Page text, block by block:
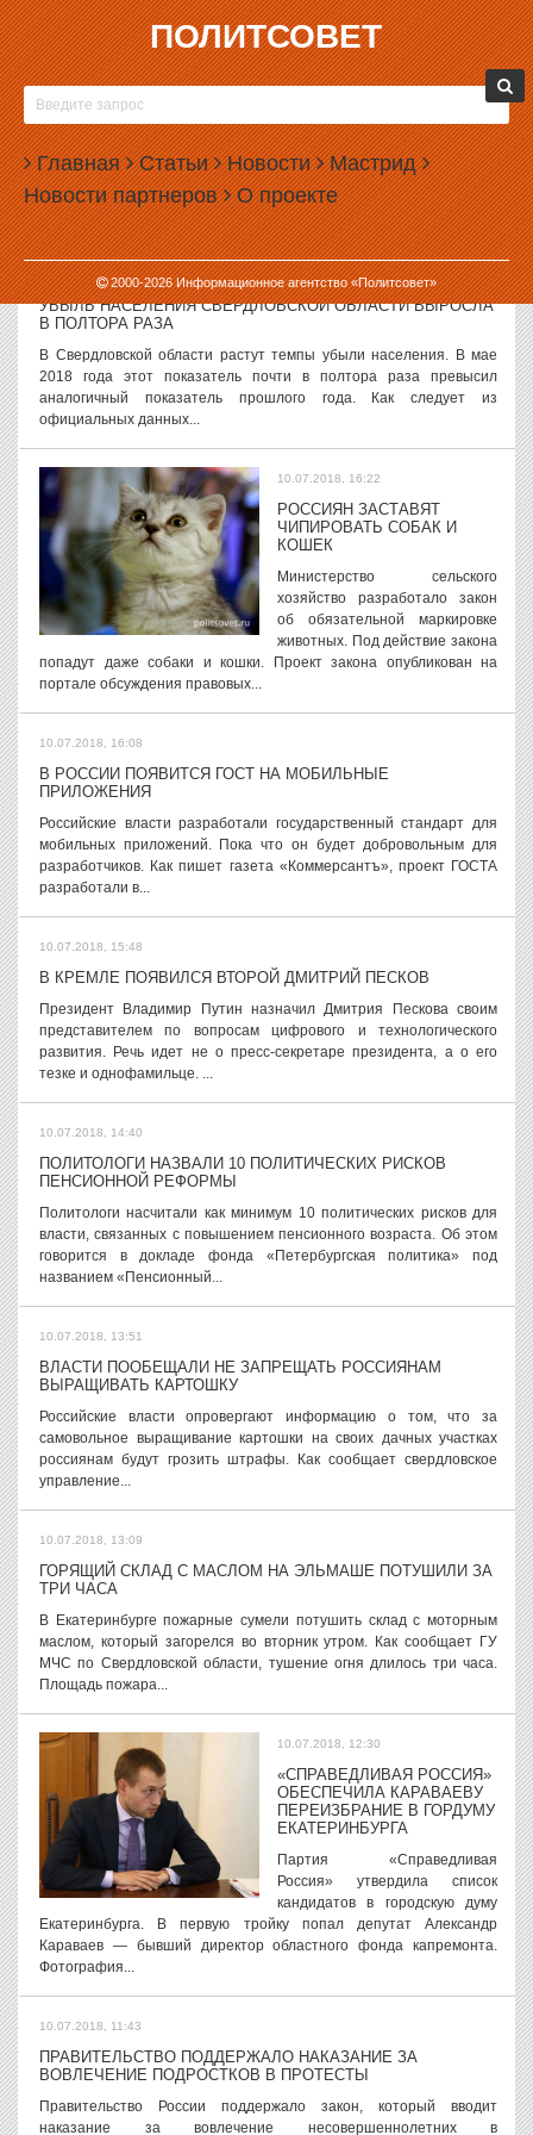
ПОЛИТСОВЕТ
Главная Статьи Новости Мастрид
Новости партнеров О проекте
2000-2026Информационное агентство «Политсовет»
10.07.2018, 17:57
РЕГИОНАЛЬНЫЕ ВЛАСТИ ОДОБРИЛИ ПЕНСИОННУЮ
РЕФОРМУ С ОПЕРЕЖЕНИЕМ ГРАФИКА
Власти регионов России массово и досрочно шлют в Москву
положительные отзывы на проект закона о повышении
пенсионного возраста. Как заявил министр труда и социального
развития Максим Топилин, за...
10.07.2018, 17:03
УБЫЛЬ НАСЕЛЕНИЯ СВЕРДЛОВСКОЙ ОБЛАСТИ ВЫРОСЛА
В ПОЛТОРА РАЗА
В Свердловской области растут темпы убыли населения. В мае
2018 года этот показатель почти в полтора раза превысил
аналогичный показатель прошлого года. Как следует из
официальных данных...
10.07.2018, 16:22
РОССИЯН ЗАСТАВЯТ
ЧИПИРОВАТЬ СОБАК И
КОШЕК
Министерство сельского
хозяйство разработало закон
об обязательной маркировке
животных. Под действие закона
попадут даже собаки и кошки. Проект закона опубликован на
портале обсуждения правовых...
10.07.2018, 16:08
В РОССИИ ПОЯВИТСЯ ГОСТ НА МОБИЛЬНЫЕ
ПРИЛОЖЕНИЯ
Российские власти разработали государственный стандарт для
мобильных приложений. Пока что он будет добровольным для
разработчиков. Как пишет газета «Коммерсантъ», проект ГОСТА
разработали в...
10.07.2018, 15:48
В КРЕМЛЕ ПОЯВИЛСЯ ВТОРОЙ ДМИТРИЙ ПЕСКОВ
Президент Владимир Путин назначил Дмитрия Пескова своим
представителем по вопросам цифрового и технологического
развития. Речь идет не о пресс-секретаре президента, а о его
тезке и однофамильце. ...
10.07.2018, 14:40
ПОЛИТОЛОГИ НАЗВАЛИ 10 ПОЛИТИЧЕСКИХ РИСКОВ
ПЕНСИОННОЙ РЕФОРМЫ
Политологи насчитали как минимум 10 политических рисков для
власти, связанных с повышением пенсионного возраста. Об этом
говорится в докладе фонда «Петербургская политика» под
названием «Пенсионный...
10.07.2018, 13:51
ВЛАСТИ ПООБЕЩАЛИ НЕ ЗАПРЕЩАТЬ РОССИЯНАМ
ВЫРАЩИВАТЬ КАРТОШКУ
Российские власти опровергают информацию о том, что за
самовольное выращивание картошки на своих дачных участках
россиянам будут грозить штрафы. Как сообщает свердловское
управление...
10.07.2018, 13:09
ГОРЯЩИЙ СКЛАД С МАСЛОМ НА ЭЛЬМАШЕ ПОТУШИЛИ ЗА
ТРИ ЧАСА
В Екатеринбурге пожарные сумели потушить склад с моторным
маслом, который загорелся во вторник утром. Как сообщает ГУ
МЧС по Свердловской области, тушение огня длилось три часа.
Площадь пожара...
10.07.2018, 12:30
«СПРАВЕДЛИВАЯ РОССИЯ»
ОБЕСПЕЧИЛА КАРАВАЕВУ
ПЕРЕИЗБРАНИЕ В ГОРДУМУ
ЕКАТЕРИНБУРГА
Партия «Справедливая
Россия» утвердила список
кандидатов в городскую думу
Екатеринбурга. В первую тройку попал депутат Александр
Караваев — бывший директор областного фонда капремонта.
Фотография...
10.07.2018, 11:43
ПРАВИТЕЛЬСТВО ПОДДЕРЖАЛО НАКАЗАНИЕ ЗА
ВОВЛЕЧЕНИЕ ПОДРОСТКОВ В ПРОТЕСТЫ
Правительство России поддержало закон, который вводит
наказание за вовлечение несовершеннолетних в